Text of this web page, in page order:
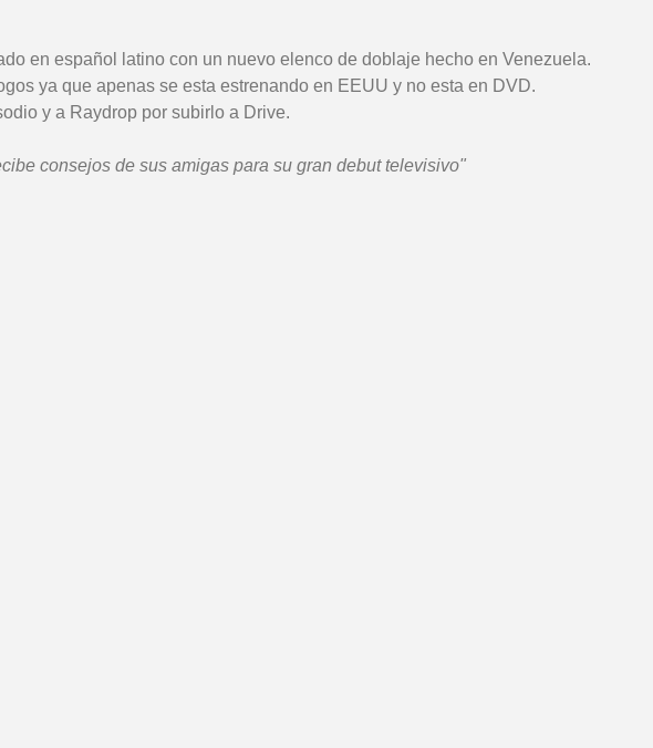
en español latino con un nuevo elenco de doblaje hecho en Venezuela.
ya que apenas se esta estrenando en EEUU y no esta en DVD.
y a Raydrop por subirlo a Drive.
consejos de sus amigas para su gran debut televisivo"